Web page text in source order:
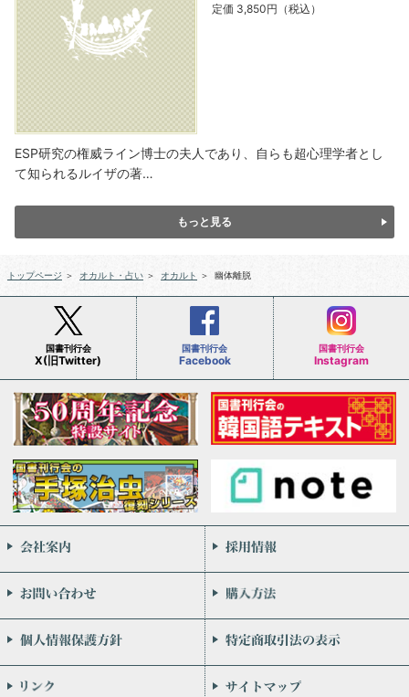
定価 3,850円（税込）
ESP研究の権威ライン博士の夫人であり、自らも超心理学者とし
て知られるルイザの著…
もっと見る
トップページ ＞ オカルト・占い ＞ オカルト ＞ 幽体離脱
国書刊行会
X(旧Twitter)
国書刊行会
Facebook
国書刊行会
Instagram
会社案内
お問い合わせ
個人情報保護方針
リンク